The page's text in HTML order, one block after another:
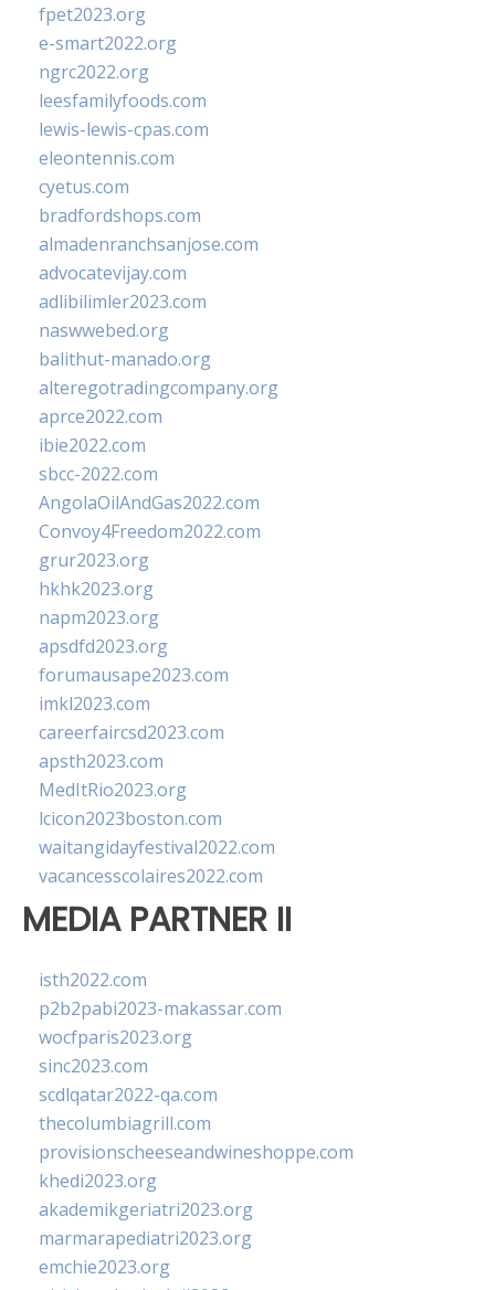
fpet2023.org
e-smart2022.org
ngrc2022.org
leesfamilyfoods.com
lewis-lewis-cpas.com
eleontennis.com
cyetus.com
bradfordshops.com
almadenranchsanjose.com
advocatevijay.com
adlibilimler2023.com
naswwebed.org
balithut-manado.org
alteregotradingcompany.org
aprce2022.com
ibie2022.com
sbcc-2022.com
AngolaOilAndGas2022.com
Convoy4Freedom2022.com
grur2023.org
hkhk2023.org
napm2023.org
apsdfd2023.org
forumausape2023.com
imkl2023.com
careerfaircsd2023.com
apsth2023.com
MedItRio2023.org
lcicon2023boston.com
waitangidayfestival2022.com
vacancesscolaires2022.com
MEDIA PARTNER II
isth2022.com
p2b2pabi2023-makassar.com
wocfparis2023.org
sinc2023.com
scdlqatar2022-qa.com
thecolumbiagrill.com
provisionscheeseandwineshoppe.com
khedi2023.org
akademikgeriatri2023.org
marmarapediatri2023.org
emchie2023.org